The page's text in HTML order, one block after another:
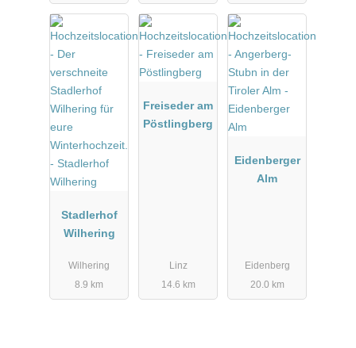
Stadlerhof
Wilhering
Wilhering
8.9 km
Freiseder am
Pöstlingberg
Linz
14.6 km
Eidenberger
Alm
Eidenberg
20.0 km